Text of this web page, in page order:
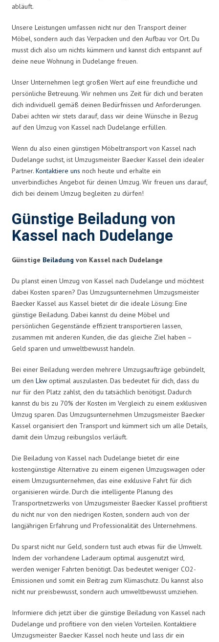
abläuft.
Unsere Leistungen umfassen nicht nur den Transport deiner
Möbel, sondern auch das Verpacken und den Aufbau vor Ort. Du
musst dich also um nichts kümmern und kannst dich entspannt auf
deine neue Wohnung in Dudelange freuen.
Unser Unternehmen legt großen Wert auf eine freundliche und
persönliche Betreuung. Wir nehmen uns Zeit für dich und beraten
dich individuell gemäß deinen Bedürfnissen und Anforderungen.
Dabei achten wir stets darauf, dass wir deine Wünsche in Bezug
auf den Umzug von Kassel nach Dudelange erfüllen.
Wenn du also einen günstigen Möbeltransport von Kassel nach
Dudelange suchst, ist Umzugsmeister Baecker Kassel dein idealer
Partner. Kontaktiere uns noch heute und erhalte ein
unverbindliches Angebot für deinen Umzug. Wir freuen uns darauf,
dich bei deinem Umzug begleiten zu dürfen!
Günstige Beiladung von
Kassel nach Dudelange
Günstige Beiladung von Kassel nach Dudelange
Du planst einen Umzug von Kassel nach Dudelange und möchtest
dabei Kosten sparen? Das Umzugsunternehmen Umzugsmeister
Baecker Kassel aus Kassel bietet dir die ideale Lösung: Eine
günstige Beiladung. Dabei kannst du deine Möbel und
persönlichen Gegenstände effizient transportieren lassen,
zusammen mit anderen Kunden, die das gleiche Ziel haben –
Geld sparen und umweltbewusst handeln.
Bei einer Beiladung werden mehrere Umzugsaufträge gebündelt,
um den Lkw optimal auszulasten. Das bedeutet für dich, dass du
nur für den Platz zahlst, den du tatsächlich benötigst. Dadurch
kannst du bis zu 70% der Kosten im Vergleich zu einem exklusiven
Umzug sparen. Das Umzugsunternehmen Umzugsmeister Baecker
Kassel organisiert den Transport und kümmert sich um alle Details,
damit dein Umzug reibungslos verläuft.
Die Beiladung von Kassel nach Dudelange bietet dir eine
kostengünstige Alternative zu einem eigenen Umzugswagen oder
einem Umzugsunternehmen, das eine exklusive Fahrt für dich
organisieren würde. Durch die intelligente Planung des
Transportnetzwerks von Umzugsmeister Baecker Kassel profitierst
du nicht nur von den niedrigen Kosten, sondern auch von der
langjährigen Erfahrung und Professionalität des Unternehmens.
Du sparst nicht nur Geld, sondern tust auch etwas für die Umwelt.
Indem der vorhandene Laderaum optimal ausgenutzt wird,
werden weniger Fahrten benötigt. Das bedeutet weniger CO2-
Emissionen und somit ein Beitrag zum Klimaschutz. Du kannst also
nicht nur preisbewusst, sondern auch umweltbewusst umziehen.
Informiere dich jetzt über die günstige Beiladung von Kassel nach
Dudelange und profitiere von den vielen Vorteilen. Kontaktiere
Umzugsmeister Baecker Kassel noch heute und lass dir ein